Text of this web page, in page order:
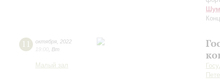
11 октября 2022
19:00 Вт
Малый зал